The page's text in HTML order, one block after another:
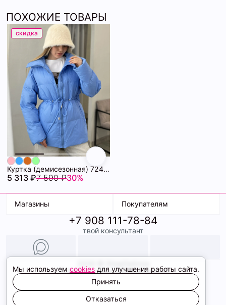
ПОХОЖИЕ ТОВАРЫ
скидка
Куртка (демисезонная) 72462280\20
5 313 ₽7 590 ₽30%
Магазины
ТК Терминал
ТРК Континент
Покупателям
Доставка
Условия оплаты
Образы
+7 908 111-78-84
твой консультант
Политика конфиденциальности
Соглашение cookie
Сайт создали
Мы используем cookies для улучшения работы сайта.
Принять
Отказаться